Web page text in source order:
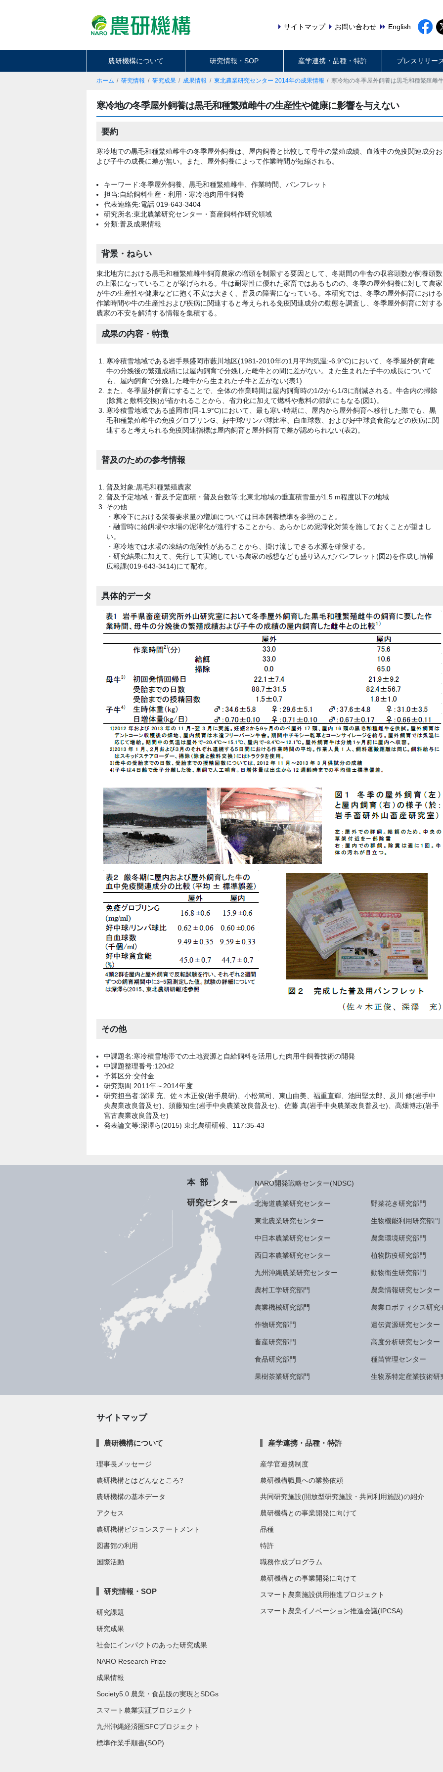
サイトマップ お問い合わせ English
農研機構について 研究情報・SOP 産学連携・品種・特許 プレスリリー
ホーム 研究情報 研究成果 成果情報 東北農業研究センター 2014年の成果情報 寒冷地の冬季屋外飼養は黒毛和種繁殖雌
寒冷地の冬季屋外飼養は黒毛和種繁殖雌牛の生産性や健康に影響を与えない
要約
寒冷地での黒毛和種繁殖雌牛の冬季屋外飼養は、屋内飼養と比較して母牛の繁殖成績、血液中の免疫関連成分お
よび子牛の成長に差が無い。また、屋外飼養によって作業時間が短縮される。
キーワード:冬季屋外飼養、黒毛和種繁殖雌牛、作業時間、パンフレット
担当:自給飼料生産・利用・寒冷地肉用牛飼養
代表連絡先:電話 019-643-3404
研究所名:東北農業研究センター・畜産飼料作研究領域
分類:普及成果情報
背景・ねらい
東北地方における黒毛和種繁殖雌牛飼育農家の増頭を制限する要因として、冬期間の牛舎の収容頭数が飼養頭数
の上限になっていることが挙げられる。牛は耐寒性に優れた家畜ではあるものの、冬季の屋外飼養に対して農家
が牛の生産性や健康などに抱く不安は大きく、普及の障害になっている。本研究では、冬季の屋外飼育における
作業時間や牛の生産性および疾病に関連すると考えられる免疫関連成分の動態を調査し、冬季屋外飼育に対する
農家の不安を解消する情報を集積する。
成果の内容・特徴
寒冷積雪地域である岩手県盛岡市藪川地区(1981-2010年の1月平均気温:-6.9°C)において、冬季屋外飼育雌
牛の分娩後の繁殖成績には屋内飼育で分娩した雌牛との間に差がない。また生まれた子牛の成長について
も、屋内飼育で分娩した雌牛から生まれた子牛と差がない(表1)
また、冬季屋外飼育にすることで、全体の作業時間は屋内飼育時の1/2から1/3に削減される。牛舎内の掃除
(除糞と敷料交換)が省かれることから、省力化に加えて燃料や敷料の節約にもなる(図1)。
寒冷積雪地域である盛岡市(同-1.9°C)において、最も寒い時期に、屋内から屋外飼育へ移行した際でも、黒
毛和種繁殖雌牛の免疫グロブリンG、好中球/リンパ球比率、白血球数、および好中球貪食能などの疾病に関
連すると考えられる免疫関連指標は屋内飼育と屋外飼育で差が認められない(表2)。
普及のための参考情報
普及対象:黒毛和種繁殖農家
普及予定地域・普及予定面積・普及台数等:北東北地域の垂直積雪量が1.5 m程度以下の地域
その他:
・寒冷下における栄養要求量の増加については日本飼養標準を参照のこと。
・融雪時に給餌場や水場の泥濘化が進行することから、あらかじめ泥濘化対策を施しておくことが望まし
い。
・寒冷地では水場の凍結の危険性があることから、掛け流しできる水源を確保する。
・研究結果に加えて、先行して実施している農家の感想なども盛り込んだパンフレット(図2)を作成し情報
広報課(019-643-3414)にて配布。
具体的データ
その他
中課題名:寒冷積雪地帯での土地資源と自給飼料を活用した肉用牛飼養技術の開発
中課題整理番号:120d2
予算区分:交付金
研究期間:2011年～2014年度
研究担当者:深澤 充、佐々木正俊(岩手農研)、小松篤司、東山由美、福重直輝、池田堅太郎、及川 修(岩手中
央農業改良普及セ)、須藤知生(岩手中央農業改良普及セ)、佐藤 真(岩手中央農業改良普及セ)、高畑博志(岩手
宮古農業改良普及セ)
発表論文等:深澤ら(2015) 東北農研研報、117:35-43
本部 NARO開発戦略センター(NDSC)
研究センター 北海道農業研究センター
東北農業研究センター
中日本農業研究センター
西日本農業研究センター
九州沖縄農業研究センター
農村工学研究部門
農業機械研究部門
作物研究部門
畜産研究部門
食品研究部門
果樹茶業研究部門
野菜花き研究部門
生物機能利用研究部門
農業環境研究部門
植物防疫研究部門
動物衛生研究部門
農業情報研究センター
農業ロボティクス研究
遺伝資源研究センター
高度分析研究センター
種苗管理センター
生物系特定産業技術研
サイトマップ
農研機構について
理事長メッセージ
農研機構とはどんなところ?
農研機構の基本データ
アクセス
農研機構ビジョンステートメント
図書館の利用
国際活動
研究情報・SOP
研究課題
研究成果
社会にインパクトのあった研究成果
NARO Research Prize
成果情報
Society5.0 農業・食品版の実現とSDGs
スマート農業実証プロジェクト
九州沖縄経済圏SFCプロジェクト
標準作業手順書(SOP)
産学連携・品種・特許
産学官連携制度
農研機構職員への業務依頼
共同研究施設(開放型研究施設・共同利用施設)の紹介
農研機構との事業開発に向けて
品種
特許
職務作成プログラム
農研機構との事業開発に向けて
スマート農業施設供用推進プロジェクト
スマート農業イノベーション推進会議(IPCSA)